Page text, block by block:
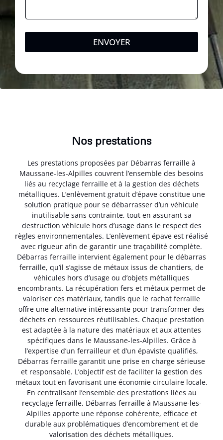
ENVOYER
Nos prestations
Les prestations proposées par Débarras ferraille à
Maussane-les-Alpilles couvrent l’ensemble des besoins
liés au recyclage ferraille et à la gestion des déchets
métalliques. L’enlèvement gratuit d’épave constitue une
solution pratique pour se débarrasser d’un véhicule
inutilisable sans contrainte, tout en assurant sa
destruction véhicule hors d’usage dans le respect des
règles environnementales. L’enlèvement épave est réalisé
avec rigueur afin de garantir une traçabilité complète.
Débarras ferraille intervient également pour le débarras
ferraille, qu’il s’agisse de métaux issus de chantiers, de
véhicules hors d’usage ou d’objets métalliques
encombrants. La récupération fers et métaux permet de
valoriser ces matériaux, tandis que le rachat ferraille
offre une alternative intéressante pour transformer des
déchets en ressources réutilisables. Chaque prestation
est adaptée à la nature des matériaux et aux attentes
spécifiques dans le Maussane-les-Alpilles. Grâce à
l’expertise d’un ferrailleur et d’un épaviste qualifiés,
Débarras ferraille garantit une prise en charge sérieuse
et responsable. L’objectif est de faciliter la gestion des
métaux tout en favorisant une économie circulaire locale.
En centralisant l’ensemble des prestations liées au
recyclage ferraille, Débarras ferraille à Maussane-les-
Alpilles apporte une réponse cohérente, efficace et
durable aux problématiques d’encombrement et de
valorisation des déchets métalliques.